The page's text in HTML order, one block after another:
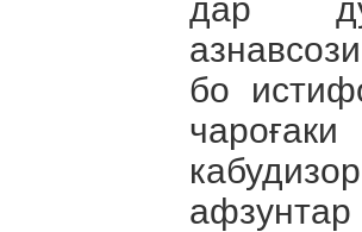
дар ду
бо
афзунтар